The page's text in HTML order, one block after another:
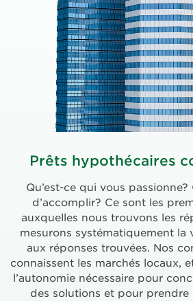
Prêts hypothécaires
Qu’est-ce qui vous passionne?
d’accomplir? Ce sont les
auxquelles nous trouvons les
mesurons systématiquement la
aux réponses trouvées. Nos
connaissent les marchés locaux,
l’autonomie nécessaire pour
des solutions et pour prendre